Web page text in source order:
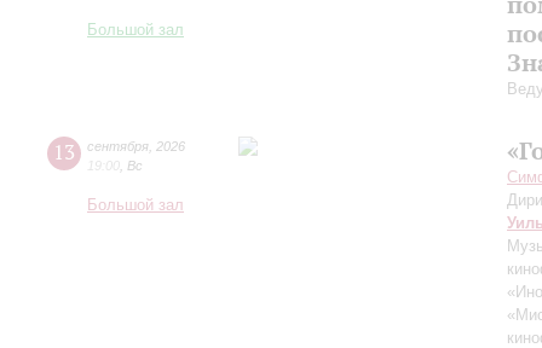
Большой зал
13 сентября 2026
19:00 Вс
Большой зал